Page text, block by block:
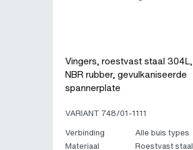
Vingers, roestvast staal 304L,
NBR rubber, gevulkaniseerde
spannerplate
VARIANT 748/01-1111
Verbinding
Alle buis types
Materiaal
Roestvast staal